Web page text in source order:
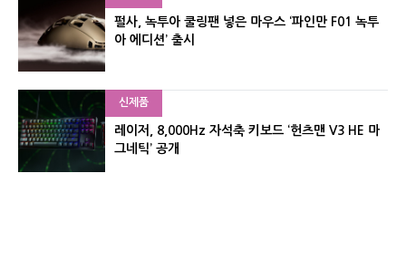
펄사, 녹투아 쿨링팬 넣은 마우스 ‘파인만 F01 녹투
아 에디션’ 출시
신제품
레이저, 8,000Hz 자석축 키보드 ‘헌츠맨 V3 HE 마
그네틱’ 공개